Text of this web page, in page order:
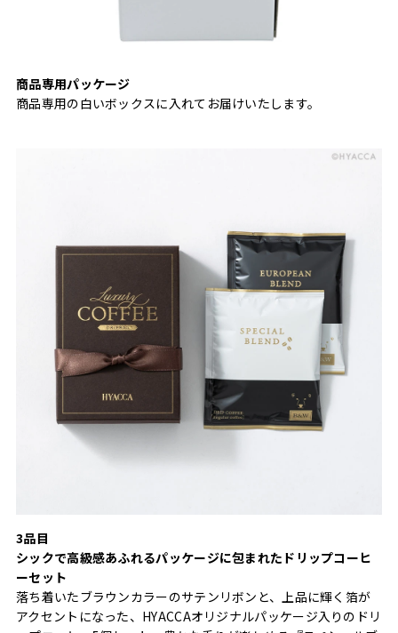
商品専用パッケージ
商品専用の白いボックスに入れてお届けいたします。
3品目
シックで高級感あふれるパッケージに包まれたドリップコーヒ
ーセット
落ち着いたブラウンカラーのサテンリボンと、上品に輝く箔が
アクセントになった、HYACCAオリジナルパッケージ入りのドリ